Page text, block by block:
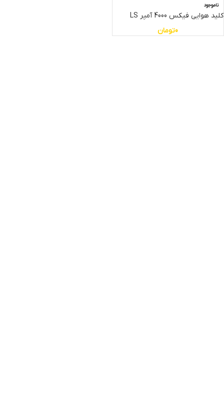
ناموجود
کلید هوایی فیکس 4000 آمپر LS
0تومان